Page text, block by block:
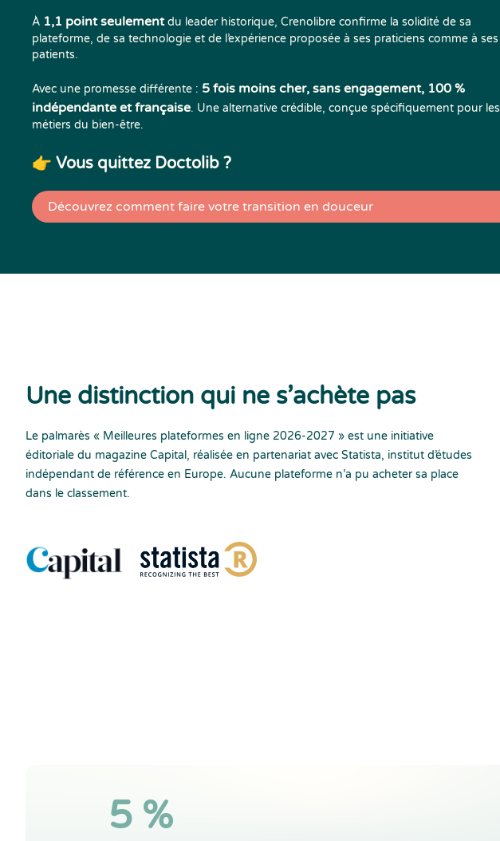
À 1,1 point seulementdu leader historique, Crenolibre confirme la solidité de sa
plateforme, de sa technologie et de l’expérience proposée à ses praticiens comme à ses
patients.
Avec une promesse différente : 5 fois moins cher, sans engagement, 100 %
indépendante et française. Une alternative crédible, conçue spécifiquement pour les
métiers du bien-être.
👉 Vous quittez Doctolib ?
Découvrez comment faire votre transition en douceur
Une distinction qui ne s’achète pas
Le palmarès « Meilleures plateformes en ligne 2026-2027 » est une initiative
éditoriale du magazine Capital, réalisée en partenariat avec Statista, institut d’études
indépendant de référence en Europe. Aucune plateforme n’a pu acheter sa place
dans le classement.
5 %